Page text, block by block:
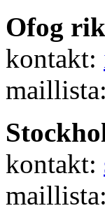
Ofog
kontakt:
maillista:
kontakt:
maillista: